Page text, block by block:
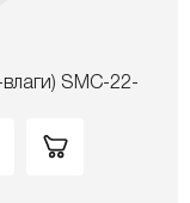
SMC-22-